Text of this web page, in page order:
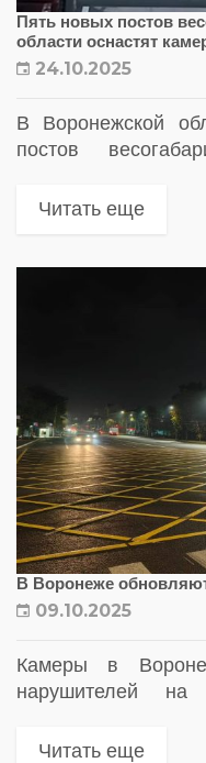
Пять новых постов
области оснастят
24.10.2025
В Воронежской
постов
интеллектом.
Читать еще
В Воронеже
09.10.2025
Камеры в
нарушителей
Читать еще